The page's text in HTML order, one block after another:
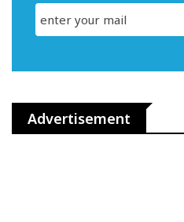
Advertisement